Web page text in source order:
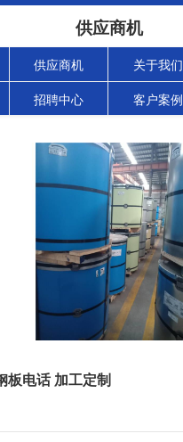
供应商机
供应商机 关于我们
招聘中心 客户案例
板电话 加工定制